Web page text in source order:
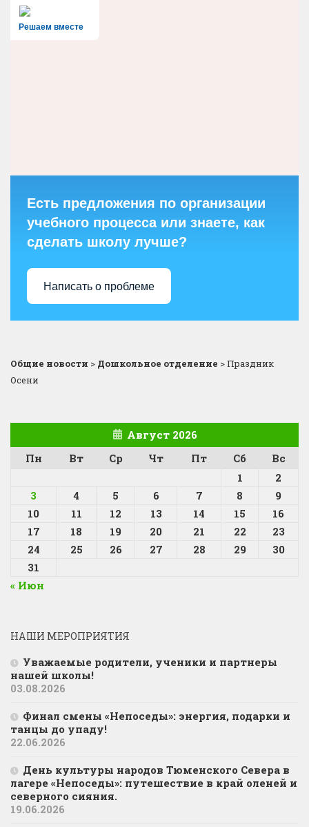
Решаем вместе
Есть предложения по организации
учебного процесса или знаете, как
сделать школу лучше?
Написать о проблеме
Общие новости > Дошкольное отделение >Праздник
Осени
Август 2026
Пн
Вт Ср Чт Пт Сб
Вс
1
2
3
4 5 6 7 8
9
10
11 12 13 14 15
16
17
18 19 20 21 22
23
24
25 26 27 28 29
30
31
« Июн
НАШИ МЕРОПРИЯТИЯ
Уважаемые родители, ученики и партнеры
нашей школы!
03.08.2026
Финал смены «Непоседы»: энергия, подарки и
танцы до упаду!
22.06.2026
День культуры народов Тюменского Севера в
лагере «Непоседы»: путешествие в край оленей и
северного сияния.
19.06.2026